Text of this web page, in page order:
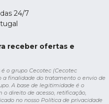
24/7
receber ofertas e
o grupo Cecotec (Cecotec
a finalidade do tratamento o envio de
A base de legitimidade é o
direito de acesso, retificação,
no nosso Política de privacidade